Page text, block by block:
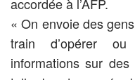
« On envoie des
train d’opérer
informations sur